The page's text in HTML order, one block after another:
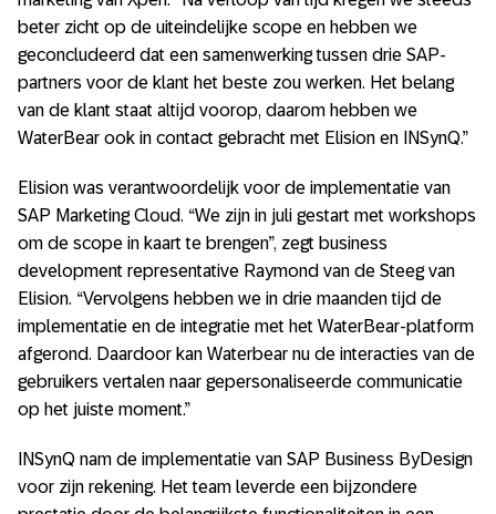
beter zicht op de uiteindelijke scope en hebben we
geconcludeerd dat een samenwerking tussen drie SAP-
partners voor de klant het beste zou werken. Het belang
van de klant staat altijd voorop, daarom hebben we
WaterBear ook in contact gebracht met Elision en INSynQ.”
Elision was verantwoordelijk voor de implementatie van
SAP Marketing Cloud. “We zijn in juli gestart met workshops
om de scope in kaart te brengen”, zegt business
development representative Raymond van de Steeg van
Elision. “Vervolgens hebben we in drie maanden tijd de
implementatie en de integratie met het WaterBear-platform
afgerond. Daardoor kan Waterbear nu de interacties van de
gebruikers vertalen naar gepersonaliseerde communicatie
op het juiste moment.”
INSynQ nam de implementatie van SAP Business ByDesign
voor zijn rekening. Het team leverde een bijzondere